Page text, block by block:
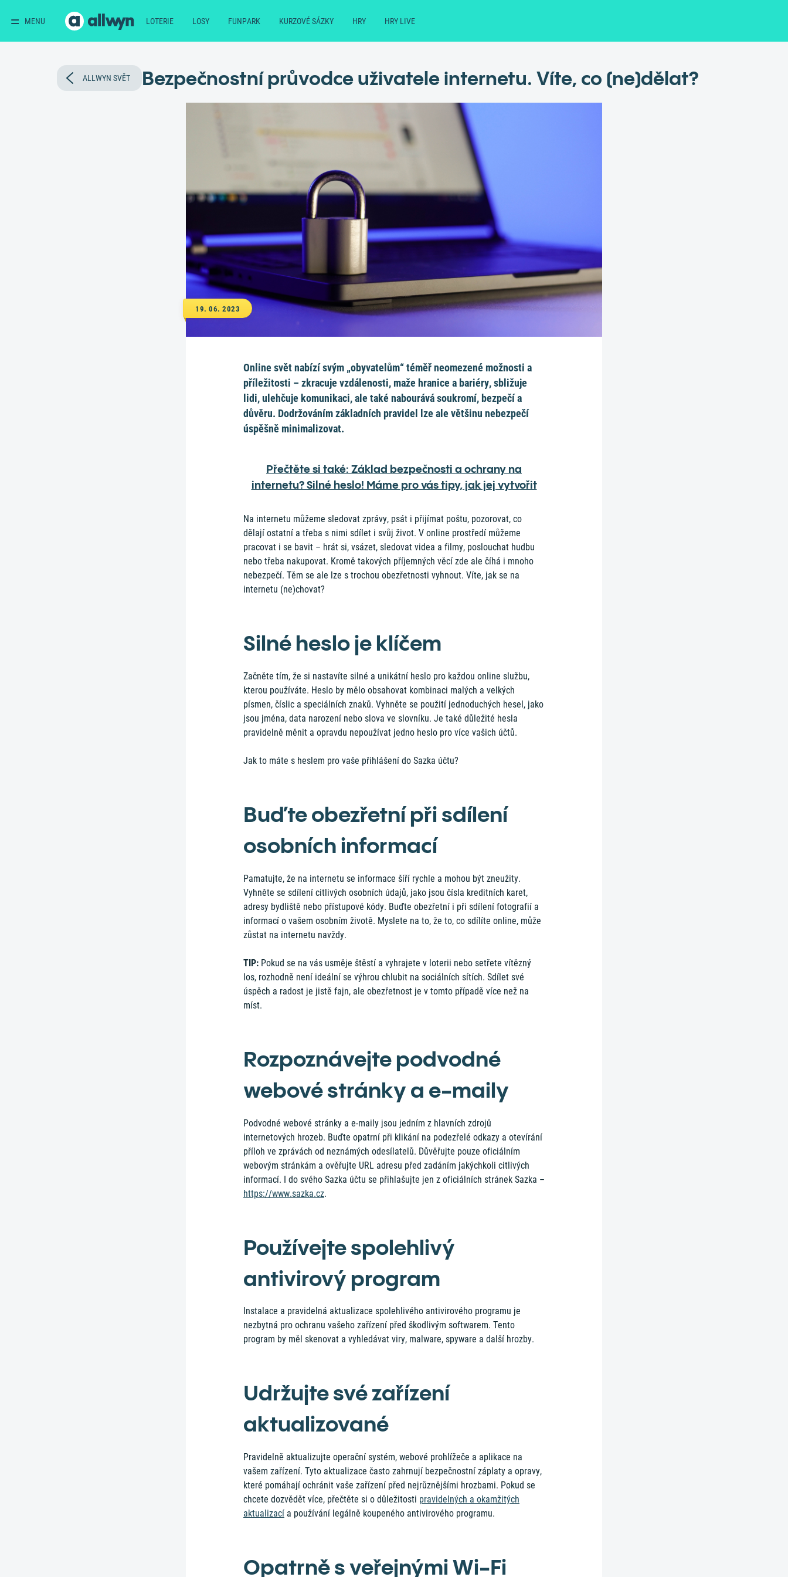
MENU LOTERIE LOSY FUNPARK KURZOVÉ SÁZKY HRY HRY LIVE
ALLWYN SVĚT Bezpečnostní průvodce uživatele internetu. Víte, co (ne)dělat?
19. 06. 2023
Online svět nabízí svým „obyvatelům“ téměř neomezené možnosti a
příležitosti – zkracuje vzdálenosti, maže hranice a bariéry, sbližuje
lidi, ulehčuje komunikaci, ale také nabourává soukromí, bezpečí a
důvěru. Dodržováním základních pravidel lze ale většinu nebezpečí
úspěšně minimalizovat.
Přečtěte si také: Základ bezpečnosti a ochrany na
internetu? Silné heslo! Máme pro vás tipy, jak jej vytvořit
Na internetu můžeme sledovat zprávy, psát i přijímat poštu, pozorovat, co
dělají ostatní a třeba s nimi sdílet i svůj život. V online prostředí můžeme
pracovat i se bavit – hrát si, vsázet, sledovat videa a filmy, poslouchat hudbu
nebo třeba nakupovat. Kromě takových příjemných věcí zde ale číhá i mnoho
nebezpečí. Těm se ale lze s trochou obezřetnosti vyhnout. Víte, jak se na
internetu (ne)chovat?
Silné heslo je klíčem
Začněte tím, že si nastavíte silné a unikátní heslo pro každou online službu,
kterou používáte. Heslo by mělo obsahovat kombinaci malých a velkých
písmen, číslic a speciálních znaků. Vyhněte se použití jednoduchých hesel, jako
jsou jména, data narození nebo slova ve slovníku. Je také důležité hesla
pravidelně měnit a opravdu nepoužívat jedno heslo pro více vašich účtů.
Jak to máte s heslem pro vaše přihlášení do Sazka účtu?
Buďte obezřetní při sdílení
osobních informací
Pamatujte, že na internetu se informace šíří rychle a mohou být zneužity.
Vyhněte se sdílení citlivých osobních údajů, jako jsou čísla kreditních karet,
adresy bydliště nebo přístupové kódy. Buďte obezřetní i při sdílení fotografií a
informací o vašem osobním životě. Myslete na to, že to, co sdílíte online, může
zůstat na internetu navždy.
TIP: Pokud se na vás usměje štěstí a vyhrajete v loterii nebo setřete vítězný
los, rozhodně není ideální se výhrou chlubit na sociálních sítích. Sdílet své
úspěch a radost je jistě fajn, ale obezřetnost je v tomto případě více než na
míst.
Rozpoznávejte podvodné
webové stránky a e-maily
Podvodné webové stránky a e-maily jsou jedním z hlavních zdrojů
internetových hrozeb. Buďte opatrní při klikání na podezřelé odkazy a otevírání
příloh ve zprávách od neznámých odesílatelů. Důvěřujte pouze oficiálním
webovým stránkám a ověřujte URL adresu před zadáním jakýchkoli citlivých
informací. I do svého Sazka účtu se přihlašujte jen z oficiálních stránek Sazka –
https://www.sazka.cz.
Používejte spolehlivý
antivirový program
Instalace a pravidelná aktualizace spolehlivého antivirového programu je
nezbytná pro ochranu vašeho zařízení před škodlivým softwarem. Tento
program by měl skenovat a vyhledávat viry, malware, spyware a další hrozby.
Udržujte své zařízení
aktualizované
Pravidelně aktualizujte operační systém, webové prohlížeče a aplikace na
vašem zařízení. Tyto aktualizace často zahrnují bezpečnostní záplaty a opravy,
které pomáhají ochránit vaše zařízení před nejrůznějšími hrozbami. Pokud se
chcete dozvědět více, přečtěte si o důležitosti pravidelných a okamžitých
aktualizací a používání legálně koupeného antivirového programu.
Opatrně s veřejnými Wi-Fi